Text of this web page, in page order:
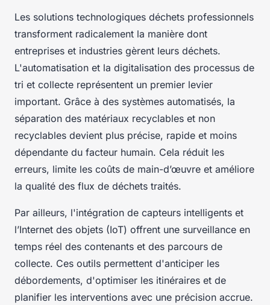
Les solutions technologiques déchets professionnels
transforment radicalement la manière dont
entreprises et industries gèrent leurs déchets.
L'automatisation et la digitalisation des processus de
tri et collecte représentent un premier levier
important. Grâce à des systèmes automatisés, la
séparation des matériaux recyclables et non
recyclables devient plus précise, rapide et moins
dépendante du facteur humain. Cela réduit les
erreurs, limite les coûts de main-d’œuvre et améliore
la qualité des flux de déchets traités.
Par ailleurs, l'intégration de capteurs intelligents et
l’Internet des objets (IoT) offrent une surveillance en
temps réel des contenants et des parcours de
collecte. Ces outils permettent d'anticiper les
débordements, d'optimiser les itinéraires et de
planifier les interventions avec une précision accrue.